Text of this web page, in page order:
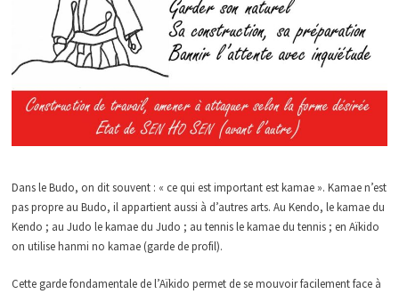
Dans le Budo, on dit souvent : « ce qui est important est kamae ». Kamae n’est
pas propre au Budo, il appartient aussi à d’autres arts. Au Kendo, le kamae du
Kendo ; au Judo le kamae du Judo ; au tennis le kamae du tennis ; en Aïkido
on utilise hanmi no kamae (garde de profil).
Cette garde fondamentale de l’Aïkido permet de se mouvoir facilement face à